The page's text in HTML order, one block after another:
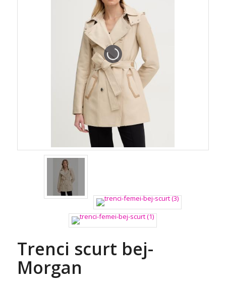
Trenci scurt bej-
Morgan